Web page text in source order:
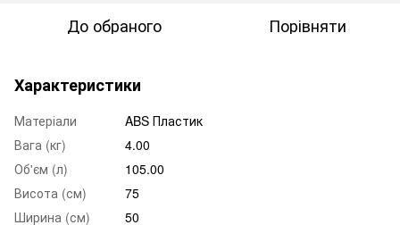
До обраного Порівняти
Характеристики
Матеріали
ABS Пластик
Вага (кг)
4.00
Об'єм (л)
105.00
Висота (см)
75
Ширина (см)
50